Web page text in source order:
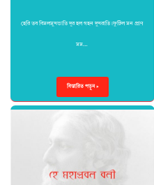
হেরি তব বিমলমুখভাতি দূর হল গহন দুখরাতি।ফুটিল মন প্রাণ
মম…
বিস্তারিত পড়ুন »